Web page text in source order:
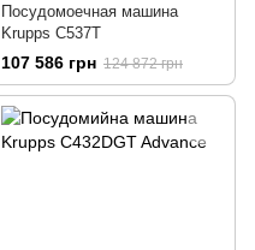
Посудомоечная машина
Krupps C537T
107 586 грн 124 872 грн